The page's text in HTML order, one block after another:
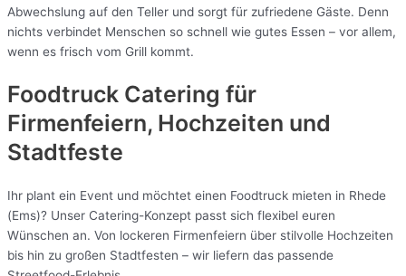
Abwechslung auf den Teller und sorgt für zufriedene Gäste. Denn
nichts verbindet Menschen so schnell wie gutes Essen – vor allem,
wenn es frisch vom Grill kommt.
Foodtruck Catering für
Firmenfeiern, Hochzeiten und
Stadtfeste
Ihr plant ein Event und möchtet einen Foodtruck mieten in Rhede
(Ems)? Unser Catering-Konzept passt sich flexibel euren
Wünschen an. Von lockeren Firmenfeiern über stilvolle Hochzeiten
bis hin zu großen Stadtfesten – wir liefern das passende